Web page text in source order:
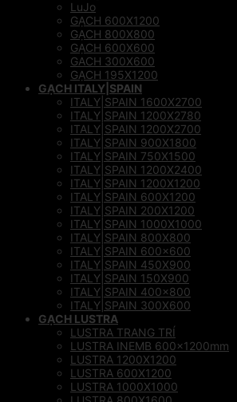
LuJo
GẠCH 600X1200
GẠCH 800X800
GẠCH 600X600
GACH 300X600
GẠCH 195X1200
GẠCH ITALY|SPAIN
ITALY|SPAIN 1600X2700
ITALY|SPAIN 1200X2780
ITALY|SPAIN 1200X2700
ITALY|SPAIN 900X1800
ITALY|SPAIN 750X1500
ITALY|SPAIN 1200X2400
ITALY|SPAIN 1200X1200
ITALY|SPAIN 600X1200
ITALY|SPAIN 200X1200
ITALY|SPAIN 1000X1000
ITALY|SPAIN 800X800
ITALY|SPAIN 600×600
ITALY|SPAIN 450X900
ITALY|SPAIN 150X900
ITALY|SPAIN 400×800
ITALY|SPAIN 300X600
GẠCH LUSTRA
LUSTRA TRANG TRÍ
LUSTRA INEMB 600x1200mm
LUSTRA 1200X1200
LUSTRA 600X1200
LUSTRA 1000X1000